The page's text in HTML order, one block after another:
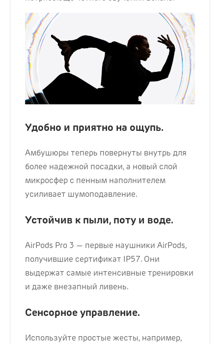
Удобно и приятно на ощупь.
Амбушюры теперь повернуты внутрь для
более надежной посадки, а новый слой
микросфер с пенным наполнителем
усиливает шумоподавление.
Устойчив к пыли, поту и воде.
AirPods Pro 3 — первые наушники AirPods,
получившие сертификат IP57. Они
выдержат самые интенсивные тренировки
и даже внезапный ливень.
Сенсорное управление.
Используйте простые жесты, например,